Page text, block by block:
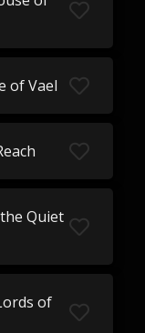
of Vael
Quiet
of